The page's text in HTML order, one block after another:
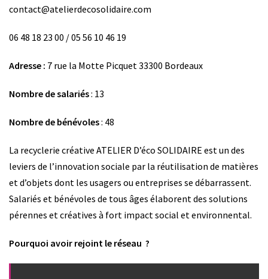
contact@atelierdecosolidaire.com
06 48 18 23 00 / 05 56 10 46 19
Adresse : 7 rue la Motte Picquet 33300 Bordeaux
Nombre de salariés: 13
Nombre de bénévoles: 48
La recyclerie créative ATELIER D’éco SOLIDAIRE est un des
leviers de l’innovation sociale par la réutilisation de matières
et d’objets dont les usagers ou entreprises se débarrassent.
Salariés et bénévoles de tous âges élaborent des solutions
pérennes et créatives à fort impact social et environnental.
Pourquoi avoir rejoint le réseau ?